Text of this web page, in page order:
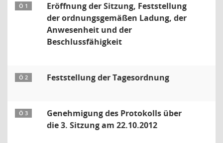
Ö 1
Eröffnung der Sitzung, Feststellung
der ordnungsgemäßen Ladung, der
Anwesenheit und der
Beschlussfähigkeit
Ö 2 Feststellung der Tagesordnung
Ö 3
Genehmigung des Protokolls über
die 3. Sitzung am 22.10.2012